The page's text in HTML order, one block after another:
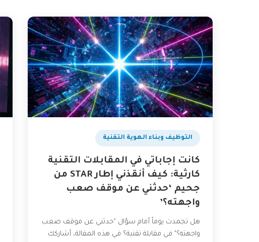
التوظيف وبناء الهوية التقنية
كانت إجاباتي في المقابلات التقنية
كارثية: كيف أنقذني إطار STAR من
جحيم ‘حدثني عن موقف صعب
واجهته؟’
هل تجمدت يوماً أمام سؤال "حدثني عن موقف صعب
واجهته؟" في مقابلة تقنية؟ في هذه المقالة، أشاركك